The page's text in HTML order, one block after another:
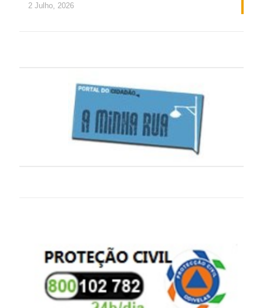
2 Julho, 2026